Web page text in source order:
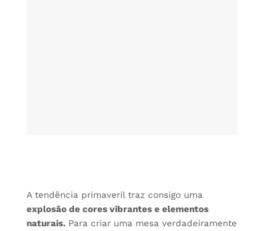
A tendência primaveril traz consigo uma
explosão de cores vibrantes e elementos
naturais. Para criar uma mesa verdadeiramente